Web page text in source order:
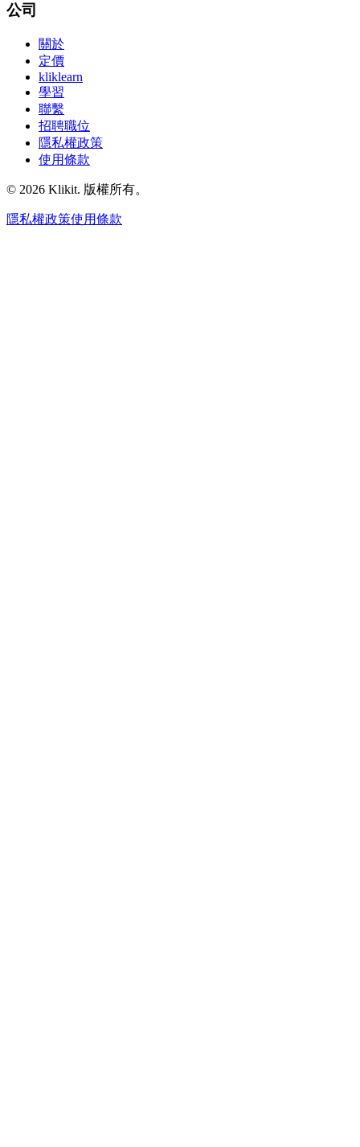
公司
關於
定價
kliklearn
學習
聯繫
招聘職位
隱私權政策
使用條款
© 2026 Klikit. 版權所有。
隱私權政策使用條款